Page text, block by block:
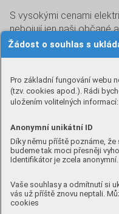
Žádost o souhlas s
Pro základní fungování webu
(tzv. cookies apod.). Rádi
uložením volitelných informací:
Anonymní unikátní ID
Díky němu příště poznáme, že
budeme tak moci přesněji
Identifikátor je zcela anonymní.
Vaše souhlasy a odmítnutí si
vás už příště znovu neptali.
cookies
S vysokými cenami
nebojují jen naši občané
Proto jsme se již před
elektrické energie
fotovoltaických zařízení
střeše základní školy a
drásovském náměstí.
bude celkem 134,06
energie 137,12 MWh.
kapacitou 120,06 kWh.
o dotaci z
8 326 287,09 Kč,
a vlastní zdroje obce 2